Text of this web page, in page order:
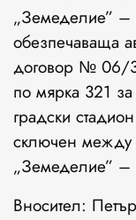
„Земеделие” –
обезпечаваща
договор № 06/
по мярка 321 за
градски
сключен
„Земеделие” –
Вносител: